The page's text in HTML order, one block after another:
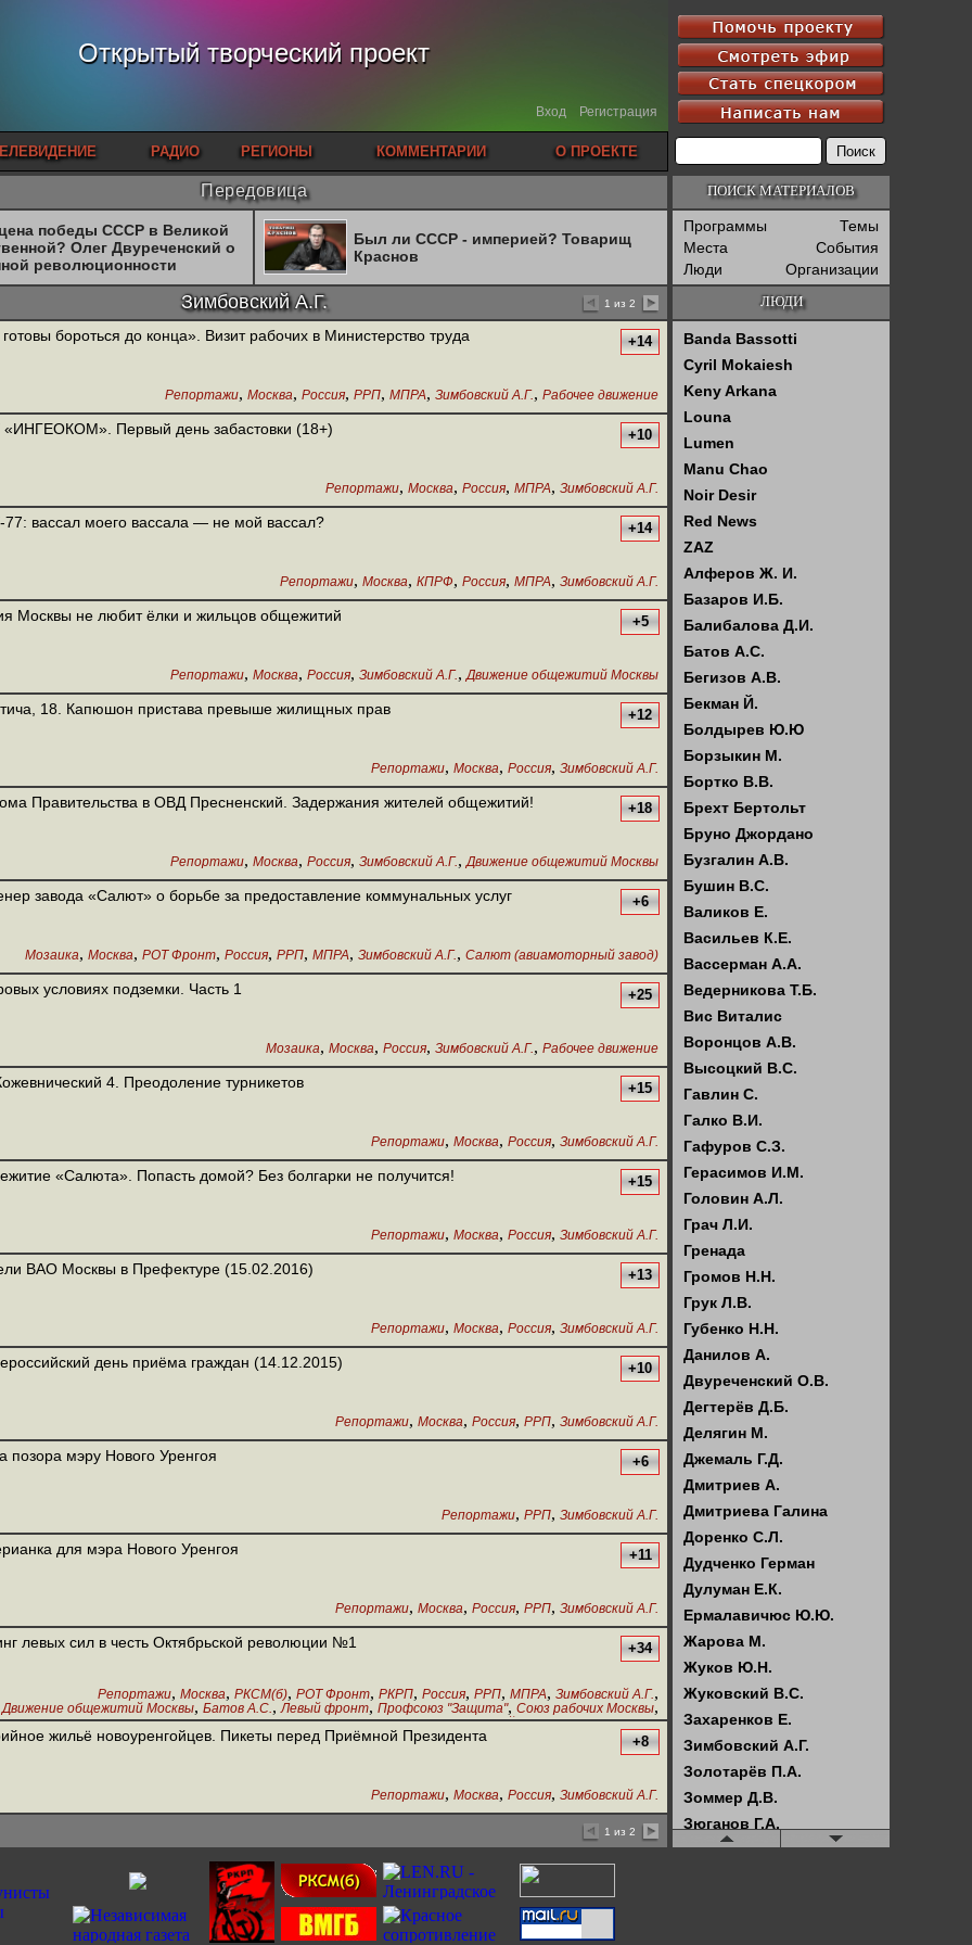
Открытый творческий проект
Вход Регистрация
РАДИО РЕГИОНЫ КОММЕНТАРИИ О ПРОЕКТЕ
Передовица
победы СССР в Великой
Олег Двуреченский о
революционности
Был ли СССР - империей? Товарищ
Краснов
Зимбовский А.Г. 1 из 2
бороться до конца». Визит рабочих в Министерство труда +14
Репортажи, Москва, Россия, РРП, МПРА, Зимбовский А.Г., Рабочее движение
Первый день забастовки (18+) +10
Репортажи, Москва, Россия, МПРА, Зимбовский А.Г.
вассал моего вассала — не мой вассал? +14
Репортажи, Москва, КПРФ, Россия, МПРА, Зимбовский А.Г.
Москвы не любит ёлки и жильцов общежитий +5
Репортажи, Москва, Россия, Зимбовский А.Г., Движение общежитий Москвы
18. Капюшон пристава превыше жилищных прав +12
Репортажи, Москва, Россия, Зимбовский А.Г.
Правительства в ОВД Пресненский. Задержания жителей общежитий! +18
Репортажи, Москва, Россия, Зимбовский А.Г., Движение общежитий Москвы
завода «Салют» о борьбе за предоставление коммунальных услуг +6
Мозаика, Москва, РОТ Фронт, Россия, РРП, МПРА, Зимбовский А.Г., Салют (авиамоторный завод)
условиях подземки. Часть 1 +25
Мозаика, Москва, Россия, Зимбовский А.Г., Рабочее движение
4. Преодоление турникетов +15
Репортажи, Москва, Россия, Зимбовский А.Г.
«Салюта». Попасть домой? Без болгарки не получится! +15
Репортажи, Москва, Россия, Зимбовский А.Г.
ВАО Москвы в Префектуре (15.02.2016) +13
Репортажи, Москва, Россия, Зимбовский А.Г.
день приёма граждан (14.12.2015) +10
Репортажи, Москва, Россия, РРП, Зимбовский А.Г.
позора мэру Нового Уренгоя +6
Репортажи, РРП, Зимбовский А.Г.
для мэра Нового Уренгоя +11
Репортажи, Москва, Россия, РРП, Зимбовский А.Г.
левых сил в честь Октябрьской революции №1 +34
Репортажи, Москва, РКСМ(б), РОТ Фронт, РКРП, Россия, РРП, МПРА, Зимбовский А.Г.,
Движение общежитий Москвы, Батов А.С., Левый фронт, Профсоюз "Защита", Союз рабочих Москвы,
Коломенский куст,7 ноября 2015 г.
жильё новоуренгойцев. Пикеты перед Приёмной Президента +8
Репортажи, Москва, Россия, Зимбовский А.Г.
1 из 2
ПОИСК МАТЕРИАЛОВ
Программы
Темы
Места
События
Люди
Организации
ЛЮДИ
Banda Bassotti
Cyril Mokaiesh
Keny Arkana
Louna
Lumen
Manu Chao
Noir Desir
Red News
ZAZ
Алферов Ж. И.
Базаров И.Б.
Балибалова Д.И.
Батов А.С.
Бегизов А.В.
Бекман Й.
Болдырев Ю.Ю
Борзыкин М.
Бортко В.В.
Брехт Бертольт
Бруно Джордано
Бузгалин А.В.
Бушин В.С.
Валиков Е.
Васильев К.Е.
Вассерман А.А.
Ведерникова Т.Б.
Вис Виталис
Воронцов А.В.
Высоцкий В.С.
Гавлин С.
Галко В.И.
Гафуров С.З.
Герасимов И.М.
Головин А.Л.
Грач Л.И.
Гренада
Громов Н.Н.
Грук Л.В.
Губенко Н.Н.
Данилов А.
Двуреченский О.В.
Дегтерёв Д.Б.
Делягин М.
Джемаль Г.Д.
Дмитриев А.
Дмитриева Галина
Доренко С.Л.
Дудченко Герман
Дулуман Е.К.
Ермалавичюс Ю.Ю.
Жарова М.
Жуков Ю.Н.
Жуковский В.С.
Захаренков Е.
Зимбовский А.Г.
Золотарёв П.А.
Зоммер Д.В.
Зюганов Г.А.
Илюхин В.И.